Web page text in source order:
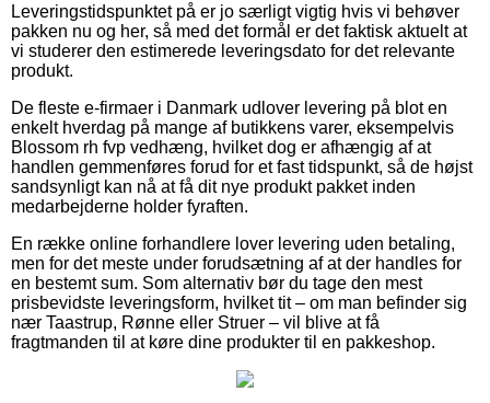
Leveringstidspunktet på er jo særligt vigtig hvis vi behøver
pakken nu og her, så med det formål er det faktisk aktuelt at
vi studerer den estimerede leveringsdato for det relevante
produkt.
De fleste e-firmaer i Danmark udlover levering på blot en
enkelt hverdag på mange af butikkens varer, eksempelvis
Blossom rh fvp vedhæng, hvilket dog er afhængig af at
handlen gemmenføres forud for et fast tidspunkt, så de højst
sandsynligt kan nå at få dit nye produkt pakket inden
medarbejderne holder fyraften.
En række online forhandlere lover levering uden betaling,
men for det meste under forudsætning af at der handles for
en bestemt sum. Som alternativ bør du tage den mest
prisbevidste leveringsform, hvilket tit – om man befinder sig
nær Taastrup, Rønne eller Struer – vil blive at få
fragtmanden til at køre dine produkter til en pakkeshop.